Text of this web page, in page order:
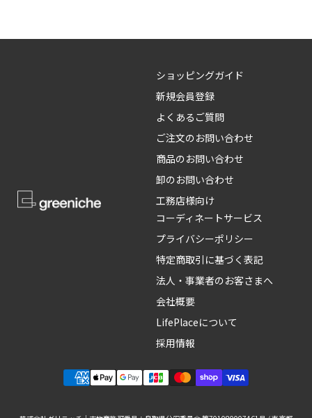
ショッピングガイド
新規会員登録
よくあるご質問
ご注文のお問い合わせ
商品のお問い合わせ
卸のお問い合わせ
工務店様向け
コーディネートサービス
プライバシーポリシー
特定商取引に基づく表記
法人・事業者のお客さまへ
会社概要
LifePlaceについて
採用情報